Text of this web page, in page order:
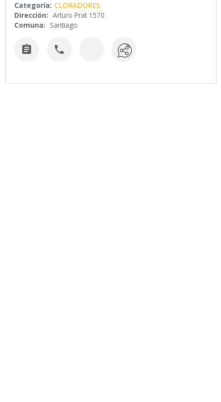
Categoría: CLORADORES
Dirección: Arturo Prat 1570
Comuna: Santiago
 